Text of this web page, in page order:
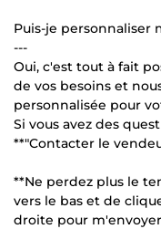
Puis-je personnaliser
---
Oui, c'est tout à fait
de vos besoins et
personnalisée pour
Si vous avez des
**"Contacter le
**Ne perdez plus le
vers le bas et de
droite pour